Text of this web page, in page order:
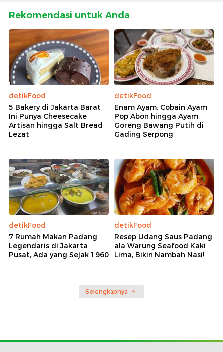
Rekomendasi untuk Anda
detikFood
5 Bakery di Jakarta Barat
Ini Punya Cheesecake
Artisan hingga Salt Bread
Lezat
detikFood
Enam Ayam: Cobain Ayam
Pop Abon hingga Ayam
Goreng Bawang Putih di
Gading Serpong
detikFood
7 Rumah Makan Padang
Legendaris di Jakarta
Pusat, Ada yang Sejak 1960
detikFood
Resep Udang Saus Padang
ala Warung Seafood Kaki
Lima, Bikin Nambah Nasi!
Selengkapnya